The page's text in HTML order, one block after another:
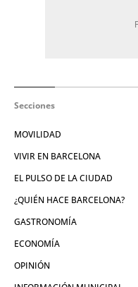
Secciones
MOVILIDAD
VIVIR EN BARCELONA
EL PULSO DE LA CIUDAD
¿QUIÉN HACE BARCELONA?
GASTRONOMÍA
ECONOMÍA
OPINIÓN